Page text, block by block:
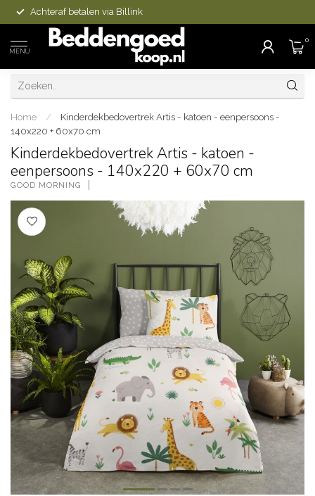
Achteraf betalen via Billink
MENU
0
Home /
Kinderdekbedovertrek Artis - katoen - eenpersoons -
140x220 + 60x70 cm
Kinderdekbedovertrek Artis - katoen -
eenpersoons - 140x220 + 60x70 cm
GOOD MORNING